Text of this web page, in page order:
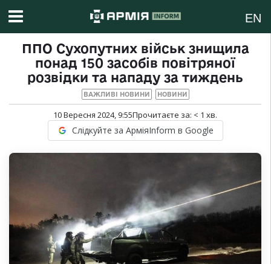
EN
ППО Сухопутних військ знищила
понад 150 засобів повітряної
розвідки та нападу за тиждень
ВАЖЛИВІ НОВИНИ НОВИНИ
10 Вересня 2024, 9:55Прочитаєте за: < 1 хв.
Слідкуйте за АрміяInform в Google